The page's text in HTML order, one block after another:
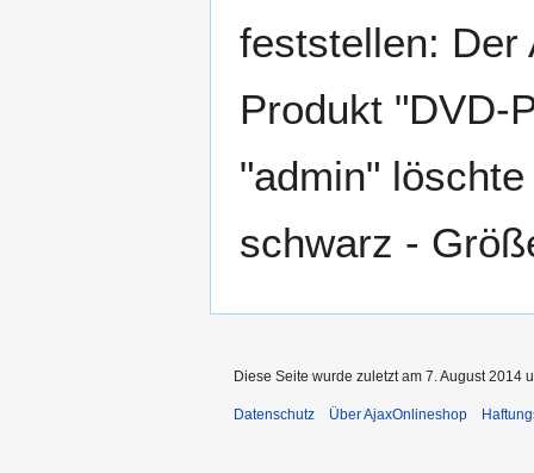
feststellen: Der
Produkt "DVD-
"admin"
schwarz -
Diese Seite wurde zuletzt am 7. August 2014
Datenschutz Über AjaxOnlineshop